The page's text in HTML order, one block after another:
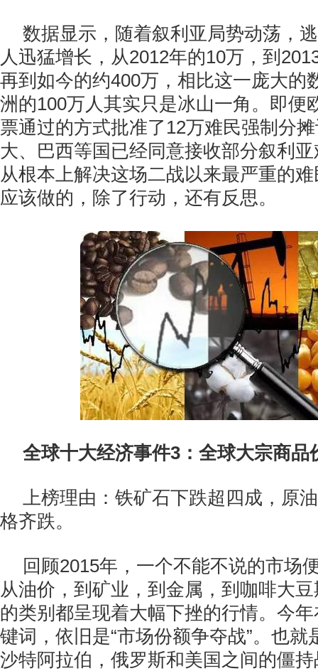
数据显示，随着叙利亚局势动荡，
人迅猛增长，从2012年的10万，到
再到如今的约400万，相比这一庞大的
洲的100万人其实只是冰山一角。即便
票通过的方式批准了12万难民强制分
大、巴西等国已经同意接收部分叙利
从根本上解决这场二战以来最严重的
应该做的，除了行动，还有反思。
全球十大经济事件3：全球大宗商品
上榜理由：铁矿石下跌超四成，原
格齐跌。
回顾2015年，一个不能不说的市场
从油价，到矿业，到金属，到咖啡大
的类别都呈现着大幅下挫的行情。今
键词，依旧是“市场份额争夺战”。也就
沙特阿拉伯，俄罗斯和美国之间的僵